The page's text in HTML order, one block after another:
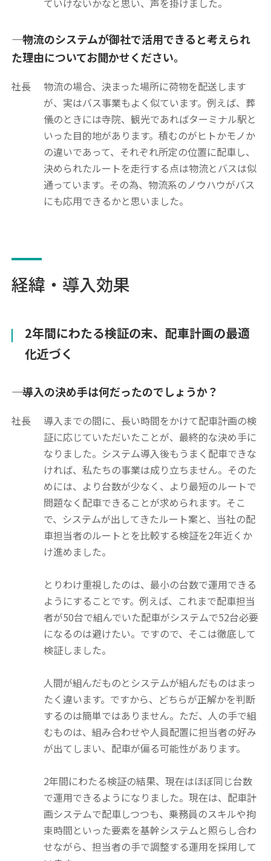
ていけないかなと思い、声を掛けました。
―― 物流のシステムが御社で活用できると考えられ
た理由についてお聞かせください。
社長
物流の場合、決まった場所に荷物を配送します
が、実はバス事業もよく似ています。例えば、葬
儀のときには寺院、観光であればターミナル駅と
いった目的地があります。積むのがヒトかモノか
の違いであって、それぞれ所定の位置に配車し、
決められたルートを走行する点は物流とバスは似
通っています。その為、物流系のノウハウがバス
にも応用できるかと思いました。
経緯・導入効果
2年間にわたる検証の末、配車計画の最適
化近づく
―― 導入の決め手は何だったのでしょうか？
社長
導入までの間に、長い時間をかけて配車計画の検
証に応じていただいたことが、最終的な決め手に
なりました。システム導入後もうまく配車できな
ければ、私たちの事業は成り立ちません。そのた
めには、より台数が少なく、より最短のルートで
問題なく配車できることが求められます。そこ
で、システムが出してきたルート案と、当社の配
車担当者のルートとを比較する検証を2年近くか
け進めました。
とりわけ重視したのは、最小の台数で運用できる
ようにすることです。例えば、これまで配車担当
者が50台で組んでいた配車がシステムで52台必要
になるのは避けたい。ですので、そこは徹底して
検証しました。
人間が組んだものとシステムが組んだものはまっ
たく違います。ですから、どちらが正解かを判断
するのは簡単ではありません。ただ、人の手で組
むものは、組み合わせや人員配置に担当者の好み
が出てしまい、配車が偏る可能性があります。
2年間にわたる検証の結果、現在はほぼ同じ台数
で運用できるようになりました。現在は、配車計
画システムで配車しつつも、乗務員のスキルや拘
束時間といった要素を基幹システムと照らし合わ
せながら、担当者の手で調整する運用を採用して